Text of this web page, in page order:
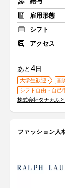
雇用形態
シフト
アクセス
あと4日
大学生歓迎 副
シフト自由・自己
株式会社タナカふ
ファッション人